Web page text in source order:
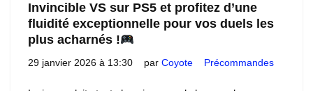
Invincible VS sur PS5 et profitez d’une
fluidité exceptionnelle pour vos duels les
plus acharnés !
29 janvier 2026 à 13:30 par Coyote Précommandes